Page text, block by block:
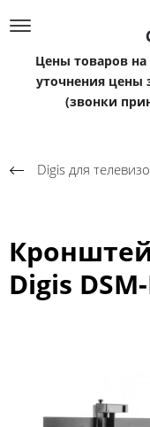
Цены товаров
уточнения цены
(звонки
Digis для
Digis